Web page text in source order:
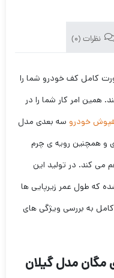
نظرات (0)
کامل کف خودرو شما را
همین امر کار شما را در
خودرو سه بعدی مدل
و همچنین رویه ی چرم
می کند. در تولید این
که طول عمر زیرپایی ها
کامل به بررسی ویژگی های
مگان مدل گیلان